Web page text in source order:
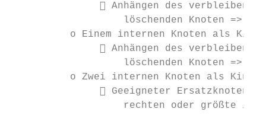
 Anhängen des
löschenden Knoten =>
          o Einem internen Knoten als Kind
 Anhängen des
löschenden Knoten =>
          o Zwei internen Knoten als Kind
 Geeigneter Ersatzknoten
rechten oder größte im